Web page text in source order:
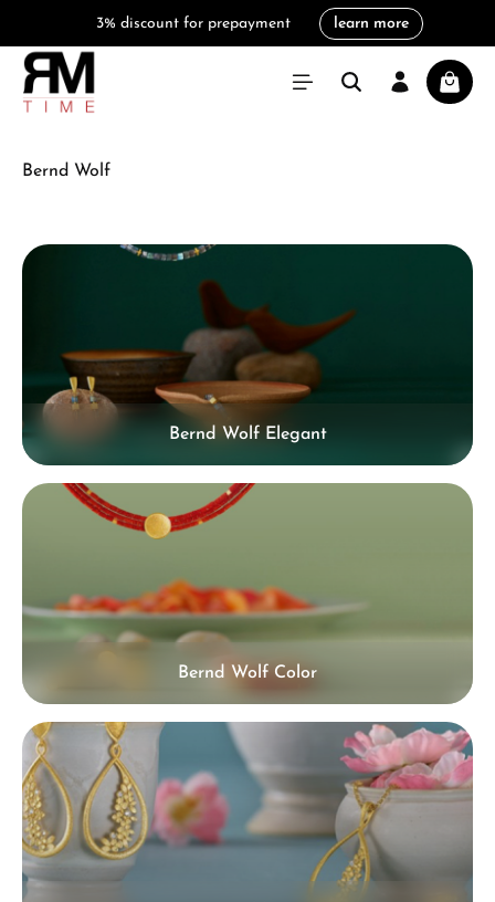
3% discount for prepayment learn more
Bernd Wolf
Skip category gallery
Bernd Wolf Elegant
Bernd Wolf Color